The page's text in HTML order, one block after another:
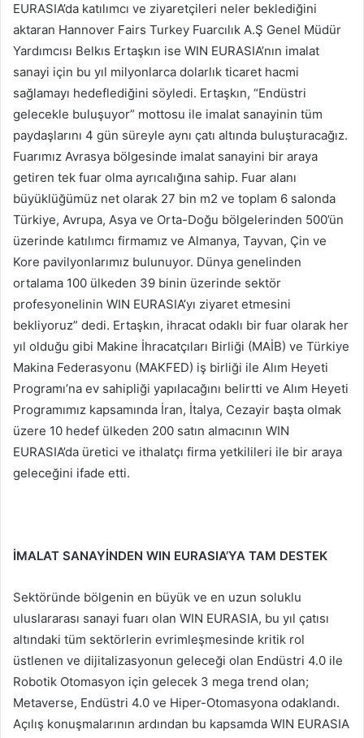
EURASIA’da katılımcı ve ziyaretçileri neler beklediğini
aktaran Hannover Fairs Turkey Fuarcılık A.Ş Genel Müdür
Yardımcısı Belkıs Ertaşkın ise WIN EURASIA’nın imalat
sanayi için bu yıl milyonlarca dolarlık ticaret hacmi
sağlamayı hedeflediğini söyledi. Ertaşkın, “Endüstri
gelecekle buluşuyor” mottosu ile imalat sanayinin tüm
paydaşlarını 4 gün süreyle aynı çatı altında buluşturacağız.
Fuarımız Avrasya bölgesinde imalat sanayini bir araya
getiren tek fuar olma ayrıcalığına sahip. Fuar alanı
büyüklüğümüz net olarak 27 bin m2 ve toplam 6 salonda
Türkiye, Avrupa, Asya ve Orta-Doğu bölgelerinden 500’ün
üzerinde katılımcı firmamız ve Almanya, Tayvan, Çin ve
Kore pavilyonlarımız bulunuyor. Dünya genelinden
ortalama 100 ülkeden 39 binin üzerinde sektör
profesyonelinin WIN EURASIA’yı ziyaret etmesini
bekliyoruz” dedi. Ertaşkın, ihracat odaklı bir fuar olarak her
yıl olduğu gibi Makine İhracatçıları Birliği (MAİB) ve Türkiye
Makina Federasyonu (MAKFED) iş birliği ile Alım Heyeti
Programı’na ev sahipliği yapılacağını belirtti ve Alım Heyeti
Programımız kapsamında İran, İtalya, Cezayir başta olmak
üzere 10 hedef ülkeden 200 satın almacının WIN
EURASIA’da üretici ve ithalatçı firma yetkilileri ile bir araya
geleceğini ifade etti.
İMALAT SANAYİNDEN WIN EURASIA’YA TAM DESTEK
Sektöründe bölgenin en büyük ve en uzun soluklu
uluslararası sanayi fuarı olan WIN EURASIA, bu yıl çatısı
altındaki tüm sektörlerin evrimleşmesinde kritik rol
üstlenen ve dijitalizasyonun geleceği olan Endüstri 4.0 ile
Robotik Otomasyon için gelecek 3 mega trend olan;
Metaverse, Endüstri 4.0 ve Hiper-Otomasyona odaklandı.
Açılış konuşmalarının ardından bu kapsamda WIN EURASIA